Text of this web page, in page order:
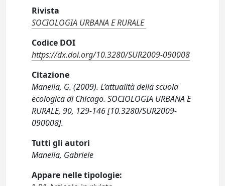
Rivista
SOCIOLOGIA URBANA E RURALE
Codice DOI
https://dx.doi.org/10.3280/SUR2009-090008
Citazione
Manella, G. (2009). L’attualità della scuola
ecologica di Chicago. SOCIOLOGIA URBANA E
RURALE, 90, 129-146 [10.3280/SUR2009-
090008].
Tutti gli autori
Manella, Gabriele
Appare nelle tipologie: